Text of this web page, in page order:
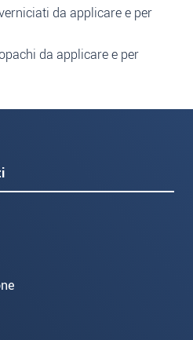
da applicare e per
da applicare e per